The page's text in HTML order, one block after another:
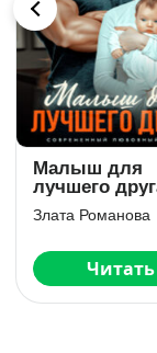
Стоп. Снято!
Фотограф
Саша Токсик
Скачать